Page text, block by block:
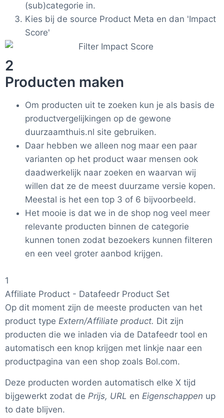
(sub)categorie in.
Kies bij de source Product Meta en dan 'Impact
Score'
2
Producten maken
Om producten uit te zoeken kun je als basis de
productvergelijkingen op de gewone
duurzaamthuis.nl site gebruiken.
Daar hebben we alleen nog maar een paar
varianten op het product waar mensen ook
daadwerkelijk naar zoeken en waarvan wij
willen dat ze de meest duurzame versie kopen.
Meestal is het een top 3 of 6 bijvoorbeeld.
Het mooie is dat we in de shop nog veel meer
relevante producten binnen de categorie
kunnen tonen zodat bezoekers kunnen filteren
en een veel groter aanbod krijgen.
1
Affiliate Product - Datafeedr Product Set
Op dit moment zijn de meeste producten van het
product type Extern/Affiliate product. Dit zijn
producten die we inladen via de Datafeedr tool en
automatisch een knop krijgen met linkje naar een
productpagina van een shop zoals Bol.com.
Deze producten worden automatisch elke X tijd
bijgewerkt zodat de Prijs, URL en Eigenschappen up
to date blijven.